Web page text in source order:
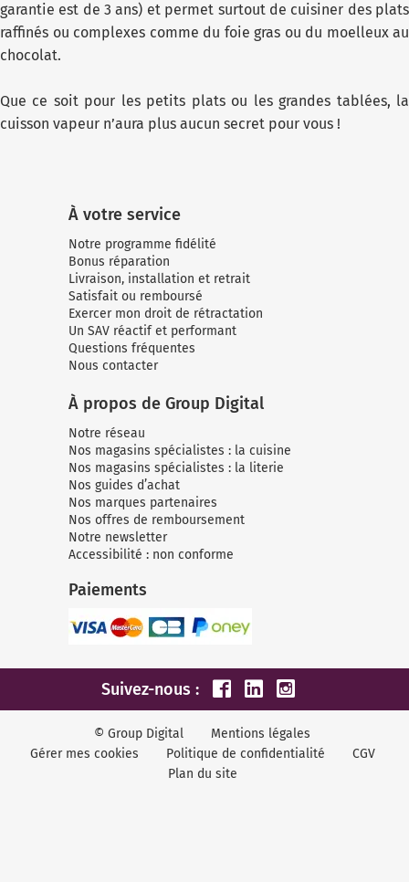
garantie est de 3 ans) et permet surtout de cuisiner des plats
raffinés ou complexes comme du foie gras ou du moelleux au
chocolat.
Que ce soit pour les petits plats ou les grandes tablées, la
cuisson vapeur n’aura plus aucun secret pour vous !
À votre service
Notre programme fidélité
Bonus réparation
Livraison, installation et retrait
Satisfait ou remboursé
Exercer mon droit de rétractation
Un SAV réactif et performant
Questions fréquentes
Nous contacter
À propos de Group Digital
Notre réseau
Nos magasins spécialistes : la cuisine
Nos magasins spécialistes : la literie
Nos guides d’achat
Nos marques partenaires
Nos offres de remboursement
Notre newsletter
Accessibilité : non conforme
Paiements
Suivez-nous :
© Group Digital
Mentions légales
Gérer mes cookies
Politique de confidentialité
CGV
Plan du site